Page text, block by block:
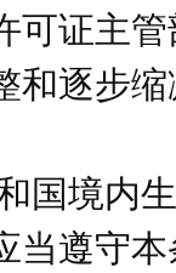
可证主
和逐步
国境内
当遵守